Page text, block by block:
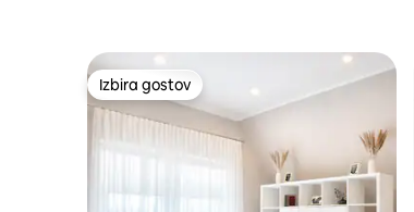
Izbira gostov
Izbira gostov